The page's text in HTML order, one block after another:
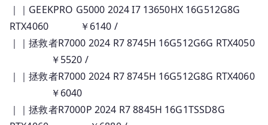
｜｜GEEKPRO G5000 2024 I7 13650HX 16G512G8G
RTX4060 ￥6140 /
｜｜拯救者R7000 2024 R7 8745H 16G512G6G RTX4050
￥5520 /
｜｜拯救者R7000 2024 R7 8745H 16G512G8G RTX4060
￥6040
｜｜拯救者R7000P 2024 R7 8845H 16G1TSSD8G